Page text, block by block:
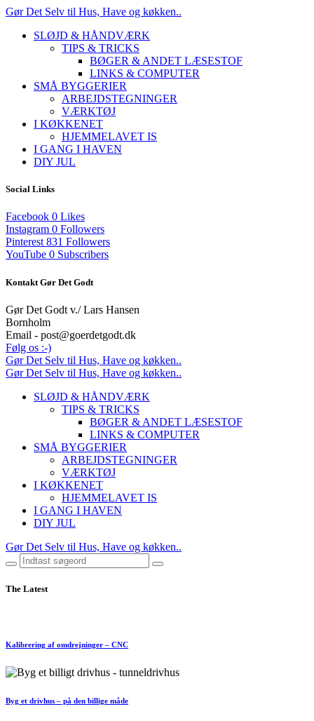
Gør Det Selv til Hus, Have og køkken..
SLØJD & HÅNDVÆRK
TIPS & TRICKS
BØGER & ANDET LÆSESTOF
LINKS & COMPUTER
SMÅ BYGGERIER
ARBEJDSTEGNINGER
VÆRKTØJ
I KØKKENET
HJEMMELAVET IS
I GANG I HAVEN
DIY JUL
Social Links
Facebook 0 Likes
Instagram 0 Followers
Pinterest 831 Followers
YouTube 0 Subscribers
Kontakt Gør Det Godt
Gør Det Godt v./ Lars Hansen
Bornholm
Email - post@goerdetgodt.dk
Følg os :-)
Gør Det Selv til Hus, Have og køkken..
Gør Det Selv til Hus, Have og køkken..
SLØJD & HÅNDVÆRK
TIPS & TRICKS
BØGER & ANDET LÆSESTOF
LINKS & COMPUTER
SMÅ BYGGERIER
ARBEJDSTEGNINGER
VÆRKTØJ
I KØKKENET
HJEMMELAVET IS
I GANG I HAVEN
DIY JUL
Gør Det Selv til Hus, Have og køkken..
The Latest
Kalibrering af omdrejninger – CNC
Byg et drivhus – på den billige måde